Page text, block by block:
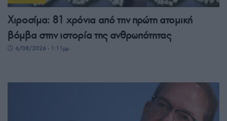
Χιροσίμα: 81 χρόνια από την πρώτη ατομική
βόμβα στην ιστορία της ανθρωπότητας
6/08/2026 - 1:11μμ